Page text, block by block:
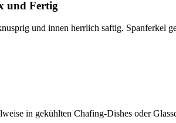
und Fertig
und innen herrlich saftig. Spanferkel
in gekühlten Chafing-Dishes oder